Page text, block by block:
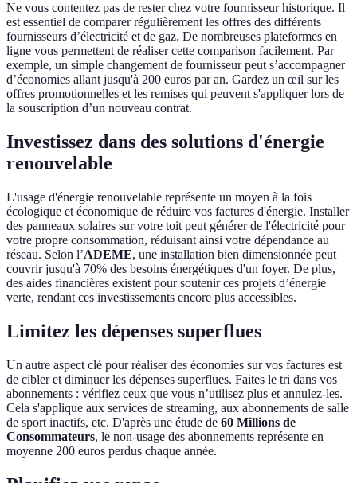
Ne vous contentez pas de rester chez votre fournisseur historique. Il
est essentiel de comparer régulièrement les offres des différents
fournisseurs d’électricité et de gaz. De nombreuses plateformes en
ligne vous permettent de réaliser cette comparison facilement. Par
exemple, un simple changement de fournisseur peut s’accompagner
d’économies allant jusqu'à 200 euros par an. Gardez un œil sur les
offres promotionnelles et les remises qui peuvent s'appliquer lors de
la souscription d’un nouveau contrat.
Investissez dans des solutions d'énergie
renouvelable
L'usage d'énergie renouvelable représente un moyen à la fois
écologique et économique de réduire vos factures d'énergie. Installer
des panneaux solaires sur votre toit peut générer de l'électricité pour
votre propre consommation, réduisant ainsi votre dépendance au
réseau. Selon l’ADEME, une installation bien dimensionnée peut
couvrir jusqu'à 70% des besoins énergétiques d'un foyer. De plus,
des aides financières existent pour soutenir ces projets d’énergie
verte, rendant ces investissements encore plus accessibles.
Limitez les dépenses superflues
Un autre aspect clé pour réaliser des économies sur vos factures est
de cibler et diminuer les dépenses superflues. Faites le tri dans vos
abonnements : vérifiez ceux que vous n’utilisez plus et annulez-les.
Cela s'applique aux services de streaming, aux abonnements de salle
de sport inactifs, etc. D'après une étude de 60 Millions de
Consommateurs, le non-usage des abonnements représente en
moyenne 200 euros perdus chaque année.